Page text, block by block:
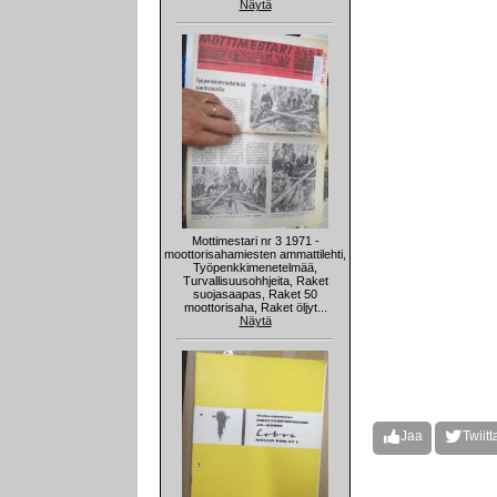
Näytä
Mottimestari nr 3 1971 -
moottorisahamiesten ammattilehti,
Työpenkkimenetelmää,
Turvallisuusohhjeita, Raket
suojasaapas, Raket 50
moottorisaha, Raket öljyt...
Näytä
Jaa